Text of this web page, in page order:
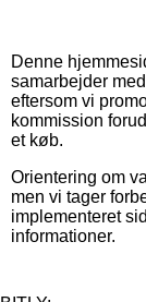
Denne
samarbejder
eftersom vi
kommission
et køb.
Orientering om
men vi tager
implementeret
informationer.